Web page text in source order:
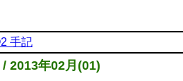
手記
2013年02月(01)